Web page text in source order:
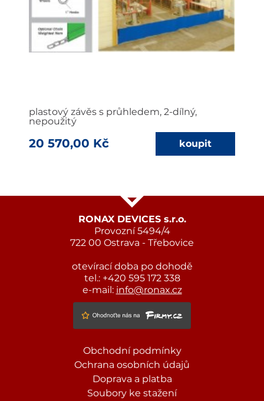
plastový závěs s průhledem, 2-dílný,
nepoužitý
20 570,00 Kč
RONAX DEVICES s.r.o.
Provozní 5494/4
722 00 Ostrava - Třebovice
otevírací doba po dohodě
tel.: +420 595 172 338
e-mail: info@ronax.cz
Obchodní podmínky
Ochrana osobních údajů
Doprava a platba
Soubory ke stažení